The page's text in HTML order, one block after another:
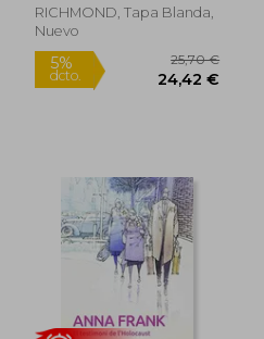
RICHMOND, Tapa Blanda,
Nuevo
Rápido